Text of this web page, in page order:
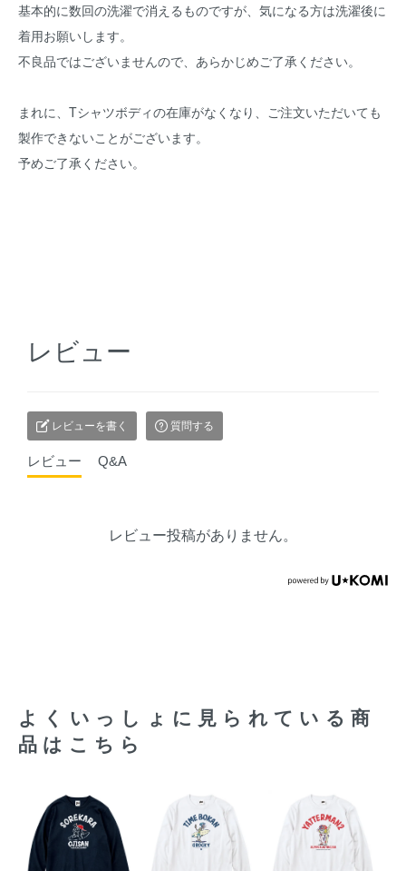
基本的に数回の洗濯で消えるものですが、気になる方は洗濯後に
着用お願いします。
不良品ではございませんので、あらかじめご了承ください。
まれに、Tシャツボディの在庫がなくなり、ご注文いただいても
製作できないことがございます。
予めご了承ください。
レビュー
レビューを書く 質問する
レビュー Q&A
レビュー投稿がありません。
よくいっしょに見られている商
品はこちら